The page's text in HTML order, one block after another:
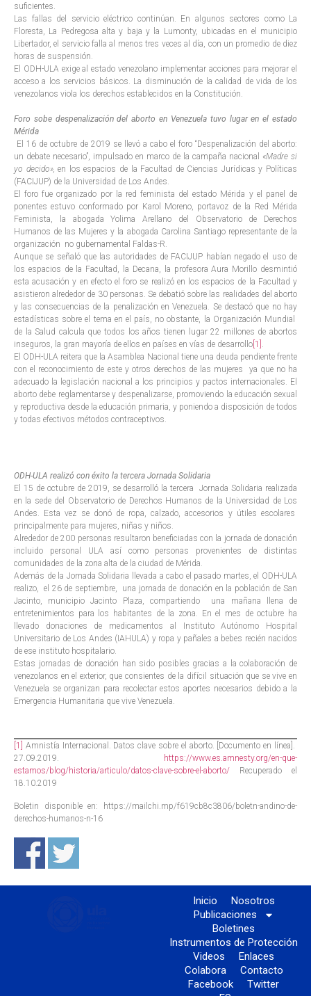
suficientes.
Las fallas del servicio eléctrico continúan. En algunos sectores como La
Floresta, La Pedregosa alta y baja y la Lumonty, ubicadas en el municipio
Libertador, el servicio falla al menos tres veces al día, con un promedio de diez
horas de suspensión.
El ODH-ULA exige al estado venezolano implementar acciones para mejorar el
acceso a los servicios básicos. La disminución de la calidad de vida de los
venezolanos viola los derechos establecidos en la Constitución.
Foro sobe despenalización del aborto en Venezuela tuvo lugar en el estado
Mérida
El 16 de octubre de 2019 se llevó a cabo el foro “Despenalización del aborto:
un debate necesario”, impulsado en marco de la campaña nacional «Madre si
yo decido», en los espacios de la Facultad de Ciencias Jurídicas y Políticas
(FACIJUP) de la Universidad de Los Andes.
El foro fue organizado por la red feminista del estado Mérida y el panel de
ponentes estuvo conformado por Karol Moreno, portavoz de la Red Mérida
Feminista, la abogada Yolima Arellano del Observatorio de Derechos
Humanos de las Mujeres y la abogada Carolina Santiago representante de la
organización no gubernamental Faldas-R.
Aunque se señaló que las autoridades de FACIJUP habían negado el uso de
los espacios de la Facultad, la Decana, la profesora Aura Morillo desmintió
esta acusación y en efecto el foro se realizó en los espacios de la Facultad y
asistieron alrededor de 30 personas. Se debatió sobre las realidades del aborto
y las consecuencias de la penalización en Venezuela. Se destacó que no hay
estadísticas sobre el tema en el país, no obstante, la Organización Mundial
de la Salud calcula que todos los años tienen lugar 22 millones de abortos
inseguros, la gran mayoría de ellos en países en vías de desarrollo [1] .
El ODH-ULA reitera que la Asamblea Nacional tiene una deuda pendiente frente
con el reconocimiento de este y otros derechos de las mujeres ya que no ha
adecuado la legislación nacional a los principios y pactos internacionales. El
aborto debe reglamentarse y despenalizarse, promoviendo la educación sexual
y reproductiva desde la educación primaria, y poniendo a disposición de todos
y todas efectivos métodos contraceptivos.
ODH-ULA realizó con éxito la tercera Jornada Solidaria
El 15 de octubre de 2019, se desarrolló la tercera Jornada Solidaria realizada
en la sede del Observatorio de Derechos Humanos de la Universidad de Los
Andes. Esta vez se donó de ropa, calzado, accesorios y útiles escolares
principalmente para mujeres, niñas y niños.
Alrededor de 200 personas resultaron beneficiadas con la jornada de donación
incluido personal ULA así como personas provenientes de distintas
comunidades de la zona alta de la ciudad de Mérida.
Además de la Jornada Solidaria llevada a cabo el pasado martes, el ODH-ULA
realizo, el 26 de septiembre, una jornada de donación en la población de San
Jacinto, municipio Jacinto Plaza, compartiendo una mañana llena de
entretenimientos para los habitantes de la zona. En el mes de octubre ha
llevado donaciones de medicamentos al Instituto Autónomo Hospital
Universitario de Los Andes (IAHULA) y ropa y pañales a bebes recién nacidos
de ese instituto hospitalario.
Estas jornadas de donación han sido posibles gracias a la colaboración de
venezolanos en el exterior, que consientes de la difícil situación que se vive en
Venezuela se organizan para recolectar estos aportes necesarios debido a la
Emergencia Humanitaria que vive Venezuela.
[1]
Amnistía Internacional. Datos clave sobre el aborto. [Documento en línea].
27.09.2019. https://www.es.amnesty.org/en-que-
estamos/blog/historia/articulo/datos-clave-sobre-el-aborto/ Recuperado el
18.10.2019
Boletin disponible en: https://mailchi.mp/f619cb8c3806/boletn-andino-de-
derechos-humanos-n-16
Inicio
Nosotros
Publicaciones
Boletines
Instrumentos de Protección
Videos
Enlaces
Colabora
Contacto
Facebook
Twitter